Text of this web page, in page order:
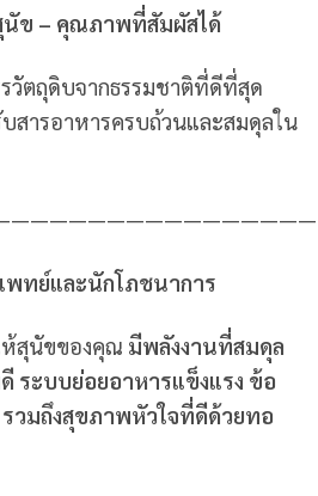
นัข – คุณภาพที่สัมผัสได้
วัตถุดิบจากธรรมชาติที่ดีที่สุด
สารอาหารครบถ้วนและสมดุลใน
ทย์และนักโภชนาการ
สุนัขของคุณ มีพลังงานที่สมดุล
ระบบย่อยอาหารแข็งแรง ข้อ
วมถึงสุขภาพหัวใจที่ดีด้วยทอ